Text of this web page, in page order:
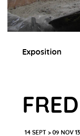
Exposition
14 SEPT > 09 NOV 13